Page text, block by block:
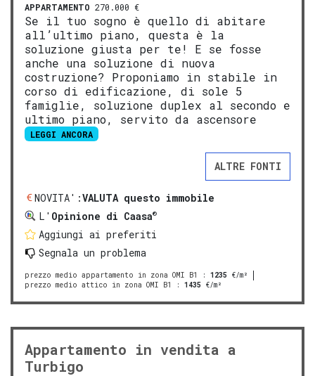
APPARTAMENTO 270.000 €
Se il tuo sogno è quello di abitare
all’ultimo piano, questa è la
soluzione giusta per te! E se fosse
anche una soluzione di nuova
costruzione? Proponiamo in stabile in
corso di edificazione, di sole 5
famiglie, soluzione duplex al secondo e
ultimo piano, servito da ascensore
LEGGI ANCORA
ALTRE FONTI
NOVITA':VALUTA questo immobile
L' Opinione di Caasa®
Aggiungi ai preferiti
Segnala un problema
prezzo medio appartamento in zona OMI B1 : 1235 €/m²
prezzo medio attico in zona OMI B1
: 1435 €/m²
Appartamento in vendita a
Turbigo